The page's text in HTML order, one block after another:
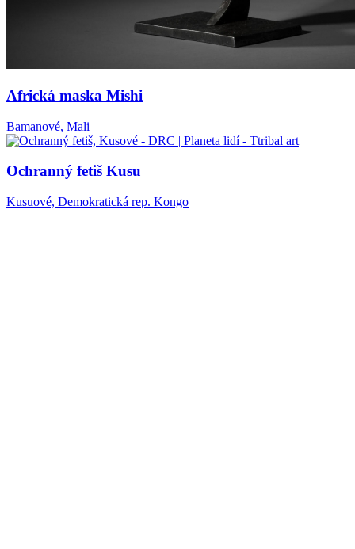
Africká maska Mishi
Bamanové, Mali
Ochranný fetiš Kusu
Kusuové, Demokratická rep. Kongo